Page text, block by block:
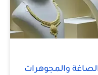
والمجوهرات